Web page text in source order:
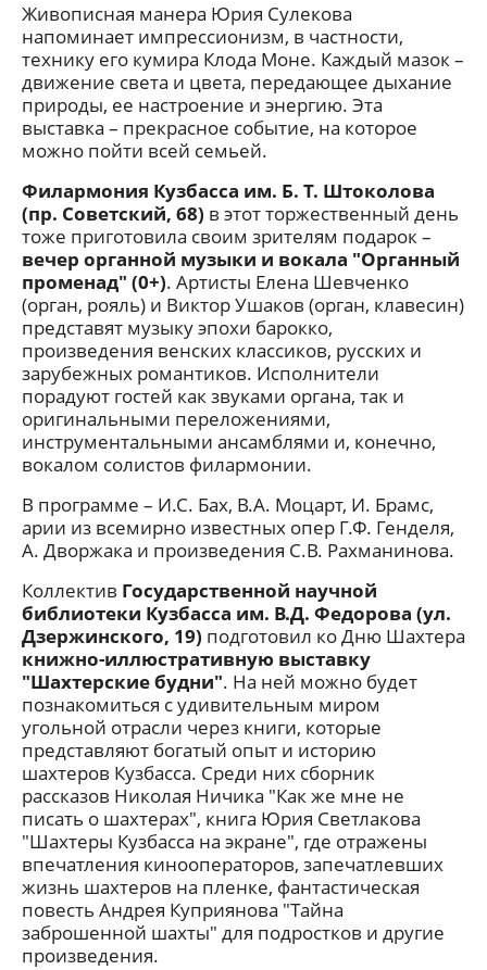
Живописная манера Юрия Сулекова
напоминает импрессионизм, в частности,
технику его кумира Клода Моне. Каждый мазок –
движение света и цвета, передающее дыхание
природы, ее настроение и энергию. Эта
выставка – прекрасное событие, на которое
можно пойти всей семьей.
Филармония Кузбасса им. Б. Т. Штоколова
(пр. Советский, 68) в этот торжественный день
тоже приготовила своим зрителям подарок –
вечер органной музыки и вокала "Органный
променад" (0+). Артисты Елена Шевченко
(орган, рояль) и Виктор Ушаков (орган, клавесин)
представят музыку эпохи барокко,
произведения венских классиков, русских и
зарубежных романтиков. Исполнители
порадуют гостей как звуками органа, так и
оригинальными переложениями,
инструментальными ансамблями и, конечно,
вокалом солистов филармонии.
В программе – И.С. Бах, В.А. Моцарт, И. Брамс,
арии из всемирно известных опер Г.Ф. Генделя,
А. Дворжака и произведения С.В. Рахманинова.
Коллектив Государственной научной
библиотеки Кузбасса им. В.Д. Федорова (ул.
Дзержинского, 19) подготовил ко Дню Шахтера
книжно-иллюстративную выставку
"Шахтерские будни". На ней можно будет
познакомиться с удивительным миром
угольной отрасли через книги, которые
представляют богатый опыт и историю
шахтеров Кузбасса. Среди них сборник
рассказов Николая Ничика "Как же мне не
писать о шахтерах", книга Юрия Светлакова
"Шахтеры Кузбасса на экране", где отражены
впечатления кинооператоров, запечатлевших
жизнь шахтеров на пленке, фантастическая
повесть Андрея Куприянова "Тайна
заброшенной шахты" для подростков и другие
произведения.